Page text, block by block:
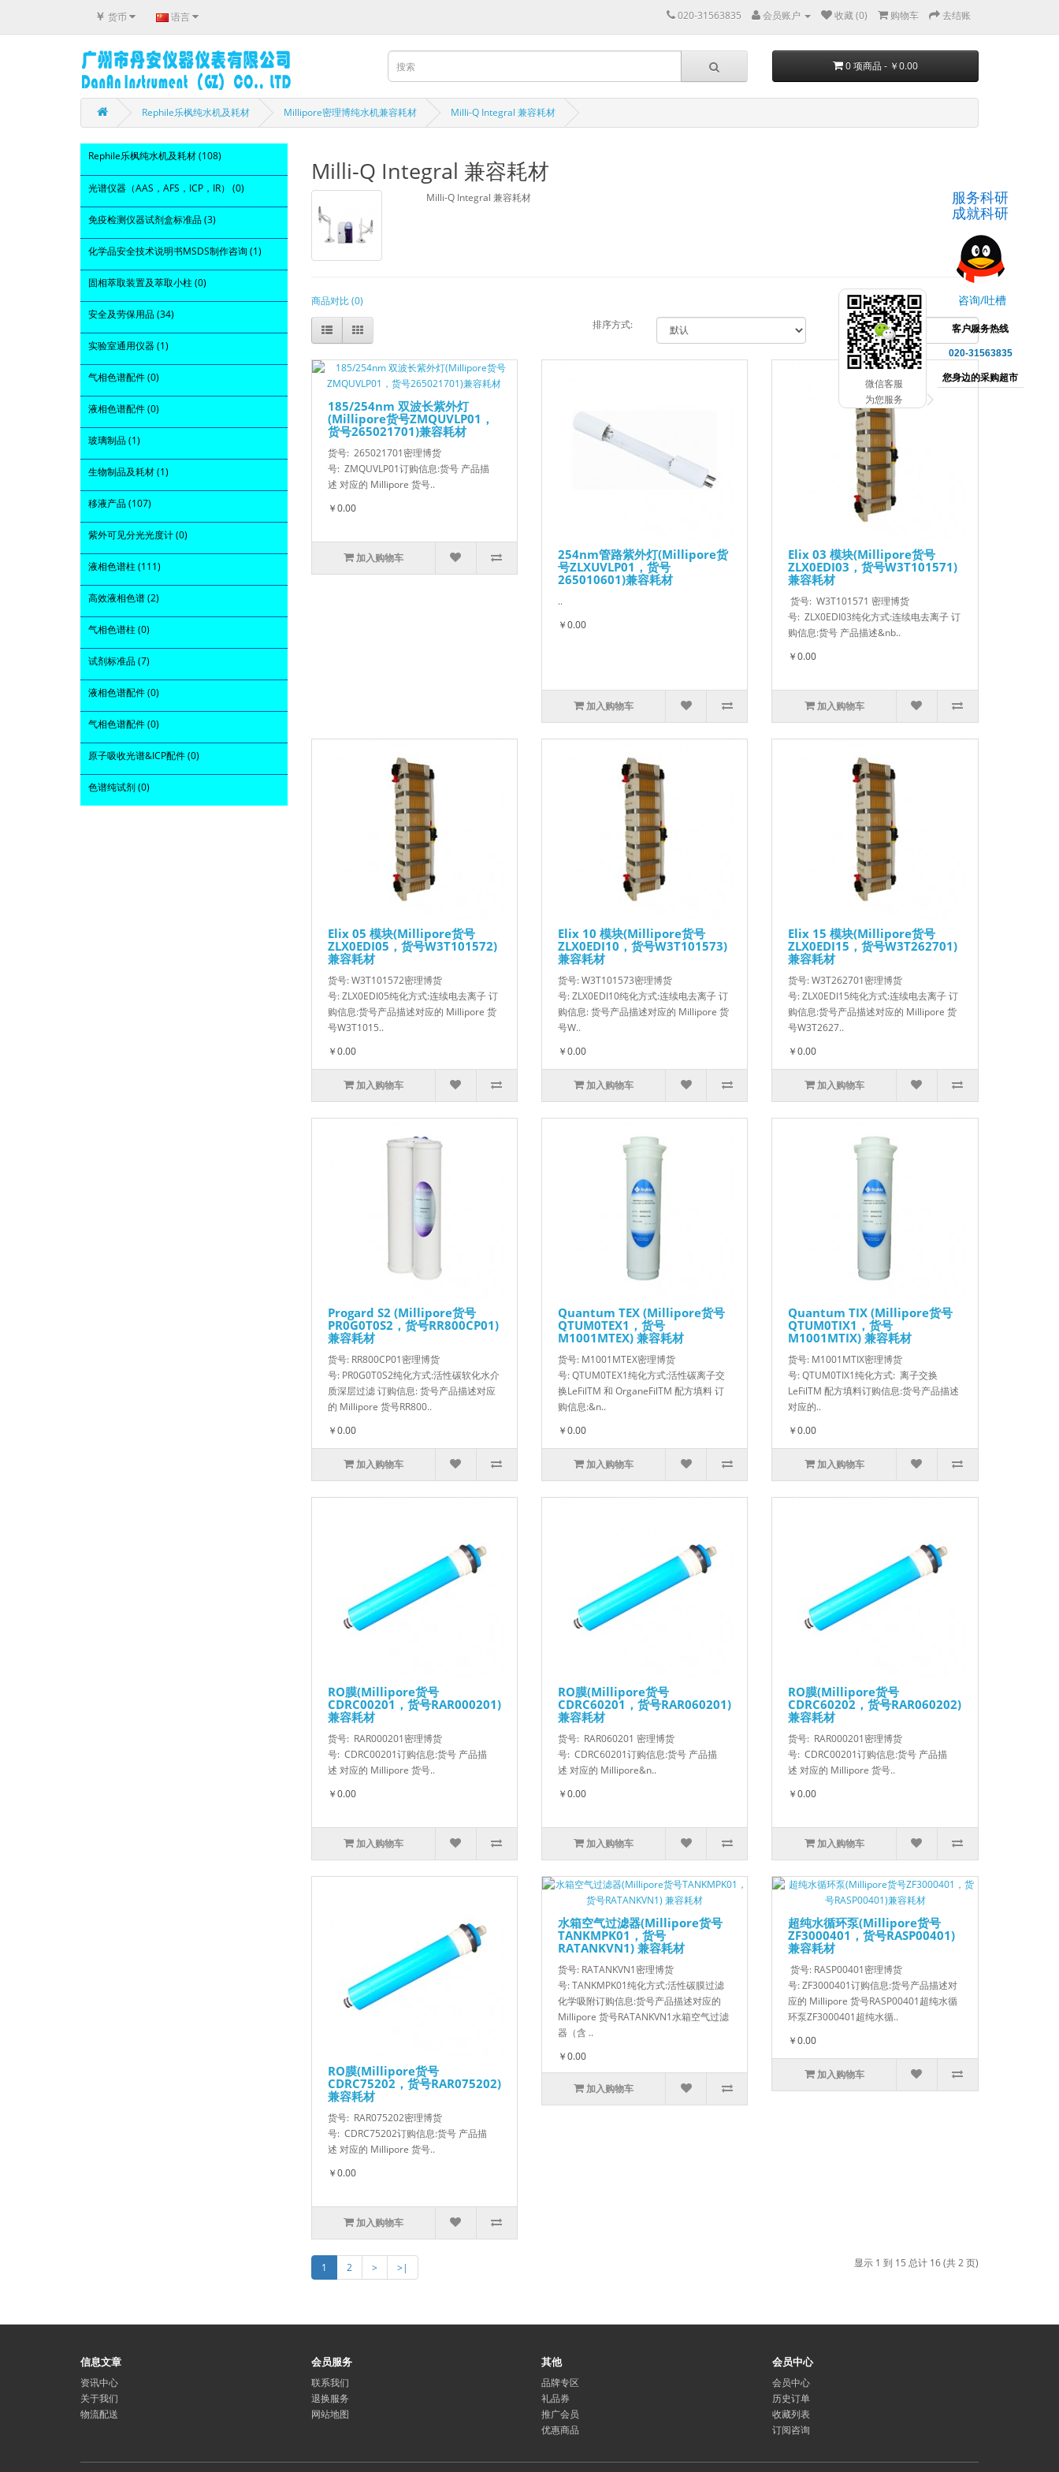
￥ 货币 语言 020-31563835 会员账户 收藏 (0) 购物车 去结账
0 项商品 - ￥0.00
Rephile乐枫纯水机及耗材 Millipore密理博纯水机兼容耗材 Milli-Q Integral 兼容耗材
Rephile乐枫纯水机及耗材 (108)
光谱仪器（AAS，AFS，ICP，IR） (0)
免疫检测仪器试剂盒标准品 (3)
化学品安全技术说明书MSDS制作咨询 (1)
固相萃取装置及萃取小柱 (0)
安全及劳保用品 (34)
实验室通用仪器 (1)
气相色谱配件 (0)
液相色谱配件 (0)
玻璃制品 (1)
生物制品及耗材 (1)
移液产品 (107)
紫外可见分光光度计 (0)
液相色谱柱 (111)
高效液相色谱 (2)
气相色谱柱 (0)
试剂标准品 (7)
液相色谱配件 (0)
气相色谱配件 (0)
原子吸收光谱&ICP配件 (0)
色谱纯试剂 (0)
Milli-Q Integral 兼容耗材
Milli-Q Integral 兼容耗材
商品对比 (0)
排序方式:
显示:
185/254nm 双波长紫外灯
(Millipore货号ZMQUVLP01，
货号265021701)兼容耗材
货号: 265021701密理博货
号: ZMQUVLP01订购信息:货号 产品描
述 对应的 Millipore 货号..
￥0.00
加入购物车
254nm管路紫外灯(Millipore货
号ZLXUVLP01，货号
265010601)兼容耗材
..
￥0.00
加入购物车
Elix 03 模块(Millipore货号
ZLX0EDI03，货号W3T101571)
兼容耗材
货号: W3T101571 密理博货
号: ZLX0EDI03纯化方式:连续电去离子 订
购信息:货号 产品描述&nb..
￥0.00
加入购物车
Elix 05 模块(Millipore货号
ZLX0EDI05，货号W3T101572)
兼容耗材
货号: W3T101572密理博货
号: ZLX0EDI05纯化方式:连续电去离子 订
购信息:货号产品描述对应的 Millipore 货
号W3T1015..
￥0.00
加入购物车
Elix 10 模块(Millipore货号
ZLX0EDI10，货号W3T101573)
兼容耗材
货号: W3T101573密理博货
号: ZLX0EDI10纯化方式:连续电去离子 订
购信息: 货号产品描述对应的 Millipore 货
号W..
￥0.00
加入购物车
Elix 15 模块(Millipore货号
ZLX0EDI15，货号W3T262701)
兼容耗材
货号: W3T262701密理博货
号: ZLX0EDI15纯化方式:连续电去离子 订
购信息:货号产品描述对应的 Millipore 货
号W3T2627..
￥0.00
加入购物车
Progard S2 (Millipore货号
PR0G0T0S2，货号RR800CP01)
兼容耗材
货号: RR800CP01密理博货
号: PR0G0T0S2纯化方式:活性碳软化水介
质深层过滤 订购信息: 货号产品描述对应
的 Millipore 货号RR800..
￥0.00
加入购物车
Quantum TEX (Millipore货号
QTUM0TEX1，货号
M1001MTEX) 兼容耗材
货号: M1001MTEX密理博货
号: QTUM0TEX1纯化方式:活性碳离子交
换LeFilTM 和 OrganeFilTM 配方填料 订
购信息:&n..
￥0.00
加入购物车
Quantum TIX (Millipore货号
QTUM0TIX1，货号
M1001MTIX) 兼容耗材
货号: M1001MTIX密理博货
号: QTUM0TIX1纯化方式: 离子交换
LeFilTM 配方填料订购信息:货号产品描述
对应的..
￥0.00
加入购物车
RO膜(Millipore货号
CDRC00201，货号RAR000201)
兼容耗材
货号: RAR000201密理博货
号: CDRC00201订购信息:货号 产品描
述 对应的 Millipore 货号..
￥0.00
加入购物车
RO膜(Millipore货号
CDRC60201，货号RAR060201)
兼容耗材
货号: RAR060201 密理博货
号: CDRC60201订购信息:货号 产品描
述 对应的 Millipore&n..
￥0.00
加入购物车
RO膜(Millipore货号
CDRC60202，货号RAR060202)
兼容耗材
货号: RAR000201密理博货
号: CDRC00201订购信息:货号 产品描
述 对应的 Millipore 货号..
￥0.00
加入购物车
RO膜(Millipore货号
CDRC75202，货号RAR075202)
兼容耗材
货号: RAR075202密理博货
号: CDRC75202订购信息:货号 产品描
述 对应的 Millipore 货号..
￥0.00
加入购物车
水箱空气过滤器(Millipore货号
TANKMPK01，货号
RATANKVN1) 兼容耗材
货号: RATANKVN1密理博货
号: TANKMPK01纯化方式:活性碳膜过滤
化学吸附订购信息:货号产品描述对应的
Millipore 货号RATANKVN1水箱空气过滤
器（含 ..
￥0.00
加入购物车
超纯水循环泵(Millipore货号
ZF3000401，货号RASP00401)
兼容耗材
货号: RASP00401密理博货
号: ZF3000401订购信息:货号产品描述对
应的 Millipore 货号RASP00401超纯水循
环泵ZF3000401超纯水循..
￥0.00
加入购物车
1 2 > >| 显示 1 到 15 总计 16 (共 2 页)
信息文章
资讯中心
关于我们
物流配送
会员服务
联系我们
退换服务
网站地图
其他
品牌专区
礼品券
推广会员
优惠商品
会员中心
会员中心
历史订单
收藏列表
订阅咨询
服务科研
成就科研
咨询/吐槽
客户服务热线
020-31563835
您身边的采购超市
微信客服
为您服务